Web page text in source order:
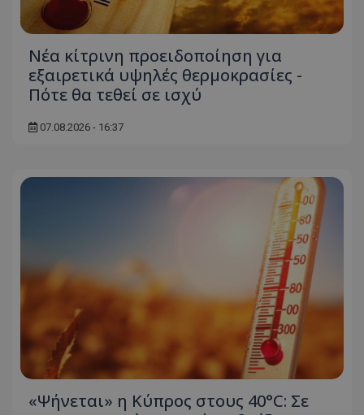
Νέα κίτρινη προειδοποίηση για
εξαιρετικά υψηλές θερμοκρασίες -
Πότε θα τεθεί σε ισχύ
07.08.2026 - 16:37
«Ψήνεται» η Κύπρος στους 40°C: Σε